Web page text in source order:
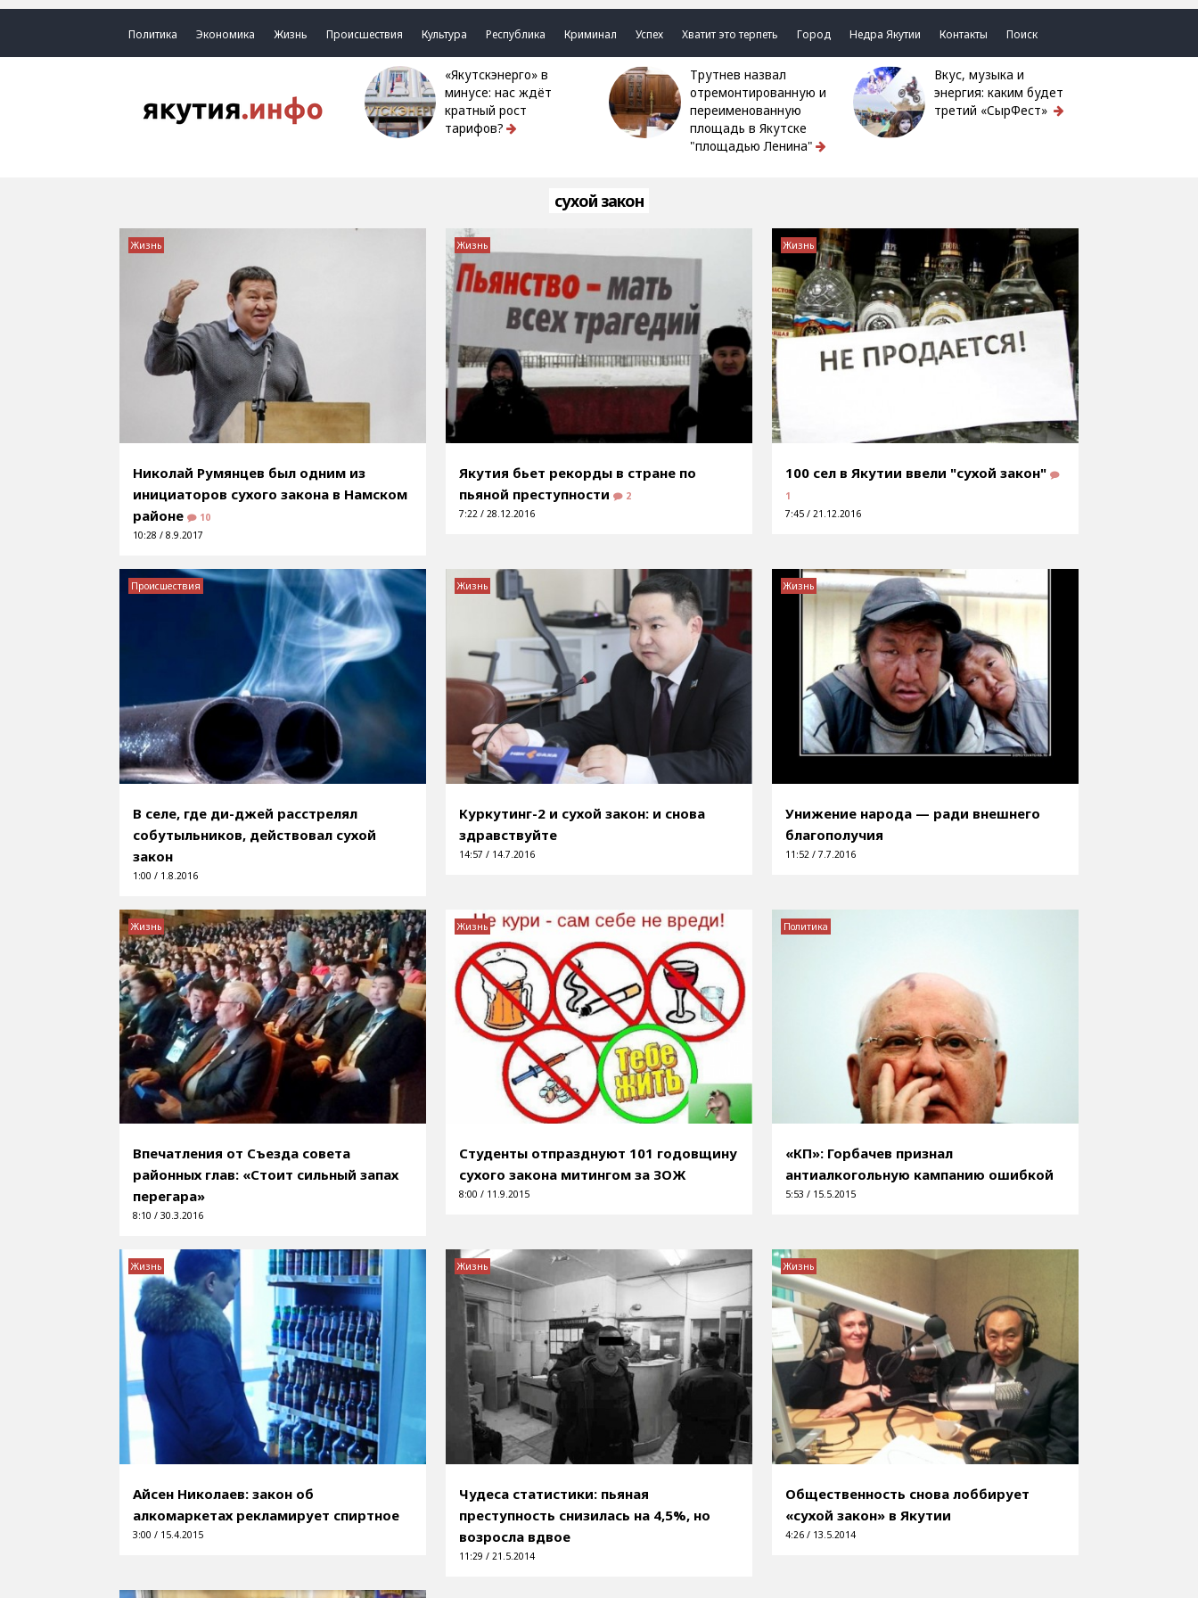
Политика Экономика Жизнь Происшествия Культура Республика Криминал Успех Хватит это терпеть Город Недра Якутии Контакты Поиск
«Якутскэнерго» в
минусе: нас ждёт
кратный рост
тарифов?
Трутнев назвал
отремонтированную и
переименованную
площадь в Якутске
"площадью Ленина"
Вкус, музыка и
энергия: каким будет
третий «СырФест»
сухой закон
Николай Румянцев был одним из
инициаторов сухого закона в Намском
районе
10
10:28 / 8.9.2017
Жизнь
Якутия бьет рекорды в стране по
пьяной преступности
2
7:22 / 28.12.2016
Жизнь
100 сел в Якутии ввели "сухой закон"
1
7:45 / 21.12.2016
Жизнь
В селе, где ди-джей расстрелял
собутыльников, действовал сухой
закон
1:00 / 1.8.2016
Происшествия
Куркутинг-2 и сухой закон: и снова
здравствуйте
14:57 / 14.7.2016
Жизнь
Унижение народа — ради внешнего
благополучия
11:52 / 7.7.2016
Жизнь
Впечатления от Съезда совета
районных глав: «Стоит сильный запах
перегара»
8:10 / 30.3.2016
Жизнь
Студенты отпразднуют 101 годовщину
сухого закона митингом за ЗОЖ
8:00 / 11.9.2015
Жизнь
«КП»: Горбачев признал
антиалкогольную кампанию ошибкой
5:53 / 15.5.2015
Политика
Айсен Николаев: закон об
алкомаркетах рекламирует спиртное
3:00 / 15.4.2015
Жизнь
Чудеса статистики: пьяная
преступность снизилась на 4,5%, но
возросла вдвое
11:29 / 21.5.2014
Жизнь
Общественность снова лоббирует
«сухой закон» в Якутии
4:26 / 13.5.2014
Жизнь